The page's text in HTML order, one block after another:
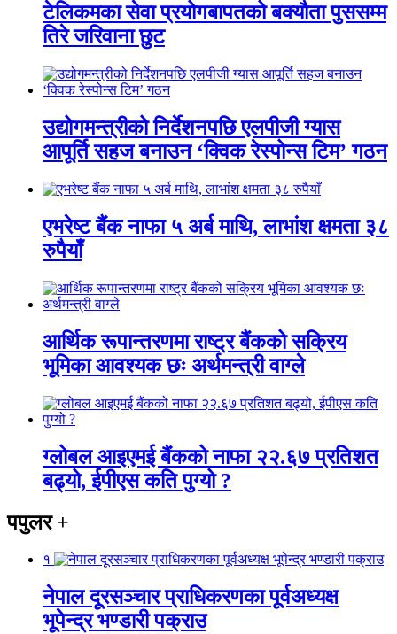
टेलिकमका सेवा प्रयोगबापतको बक्यौता पुससम्म
तिरे जरिवाना छुट
उद्योगमन्त्रीको निर्देशनपछि एलपीजी ग्यास
आपूर्ति सहज बनाउन ‘क्विक रेस्पोन्स टिम’ गठन
एभरेष्ट बैंक नाफा ५ अर्ब माथि, लाभांश क्षमता ३८
रुपैयाँ
आर्थिक रूपान्तरणमा राष्ट्र बैंकको सक्रिय
भूमिका आवश्यक छः अर्थमन्त्री वाग्ले
ग्लोबल आइएमई बैंकको नाफा २२.६७ प्रतिशत
बढ्यो, ईपीएस कति पुग्यो ?
पपुलर+
१
नेपाल दूरसञ्चार प्राधिकरणका पूर्वअध्यक्ष
भूपेन्द्र भण्डारी पक्राउ